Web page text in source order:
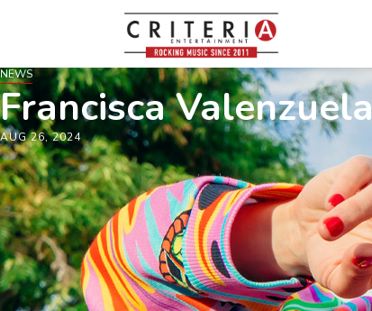
NEWS
Francisca Valenzuela
AUG 26, 2024